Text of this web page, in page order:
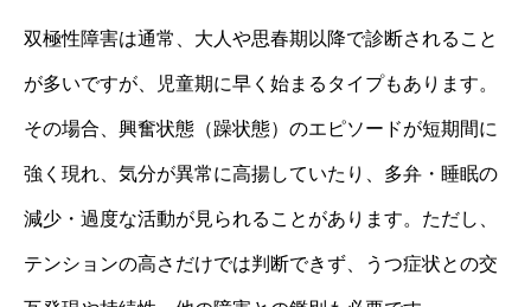
双極性障害は通常、大人や思春期以降で診断されること
が多いですが、児童期に早く始まるタイプもあります。
その場合、興奮状態（躁状態）のエピソードが短期間に
強く現れ、気分が異常に高揚していたり、多弁・睡眠の
減少・過度な活動が見られることがあります。ただし、
テンションの高さだけでは判断できず、うつ症状との交